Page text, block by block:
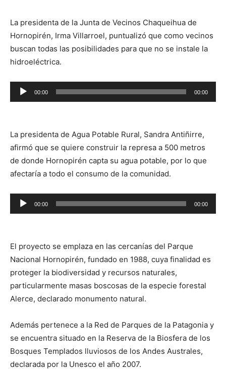
La presidenta de la Junta de Vecinos Chaqueihua de
Hornopirén, Irma Villarroel, puntualizó que como vecinos
buscan todas las posibilidades para que no se instale la
hidroeléctrica.
Reproductor
de
00:00 00:00
La presidenta de Agua Potable Rural, Sandra Antiñirre,
afirmó que se quiere construir la represa a 500 metros
de donde Hornopirén capta su agua potable, por lo que
afectaría a todo el consumo de la comunidad.
Reproductor
de
00:00 00:00
El proyecto se emplaza en las cercanías del Parque
Nacional Hornopirén, fundado en 1988, cuya finalidad es
proteger la biodiversidad y recursos naturales,
particularmente masas boscosas de la especie forestal
Alerce, declarado monumento natural.
Además pertenece a la Red de Parques de la Patagonia y
se encuentra situado en la Reserva de la Biosfera de los
Bosques Templados lluviosos de los Andes Australes,
declarada por la Unesco el año 2007.